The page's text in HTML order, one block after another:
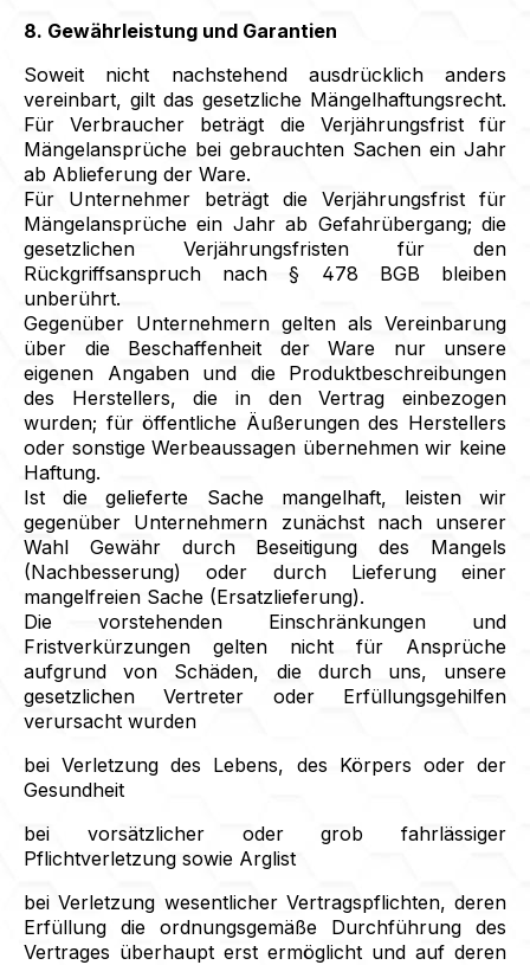
8. Gewährleistung und Garantien
Soweit nicht nachstehend ausdrücklich anders
vereinbart, gilt das gesetzliche Mängelhaftungsrecht.
Für Verbraucher beträgt die Verjährungsfrist für
Mängelansprüche bei gebrauchten Sachen ein Jahr
ab Ablieferung der Ware.
Für Unternehmer beträgt die Verjährungsfrist für
Mängelansprüche ein Jahr ab Gefahrübergang; die
gesetzlichen Verjährungsfristen für den
Rückgriffsanspruch nach § 478 BGB bleiben
unberührt.
Gegenüber Unternehmern gelten als Vereinbarung
über die Beschaffenheit der Ware nur unsere
eigenen Angaben und die Produktbeschreibungen
des Herstellers, die in den Vertrag einbezogen
wurden; für öffentliche Äußerungen des Herstellers
oder sonstige Werbeaussagen übernehmen wir keine
Haftung.
Ist die gelieferte Sache mangelhaft, leisten wir
gegenüber Unternehmern zunächst nach unserer
Wahl Gewähr durch Beseitigung des Mangels
(Nachbesserung) oder durch Lieferung einer
mangelfreien Sache (Ersatzlieferung).
Die vorstehenden Einschränkungen und
Fristverkürzungen gelten nicht für Ansprüche
aufgrund von Schäden, die durch uns, unsere
gesetzlichen Vertreter oder Erfüllungsgehilfen
verursacht wurden
bei Verletzung des Lebens, des Körpers oder der
Gesundheit
bei vorsätzlicher oder grob fahrlässiger
Pflichtverletzung sowie Arglist
bei Verletzung wesentlicher Vertragspflichten, deren
Erfüllung die ordnungsgemäße Durchführung des
Vertrages überhaupt erst ermöglicht und auf deren